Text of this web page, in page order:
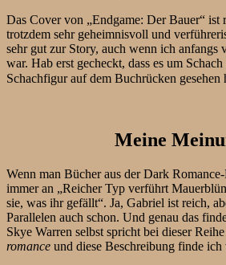
Das Cover von „Endgame: Der Bauer“ ist
trotzdem sehr geheimnisvoll und
sehr gut zur Story, auch wenn ich
war. Hab erst gecheckt, dass es um
Schachfigur auf dem Buchrücken gesehen
Meine
Wenn man Bücher aus der Dark
immer an „Reicher Typ verführt
sie, was ihr gefällt“. Ja, Gabriel ist reich,
Parallelen auch schon. Und genau das
Skye Warren selbst spricht bei dieser
romance und diese Beschreibung finde